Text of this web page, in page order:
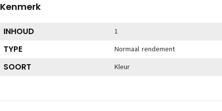
Kenmerk
INHOUD 1
TYPE Normaal rendement
SOORT Kleur